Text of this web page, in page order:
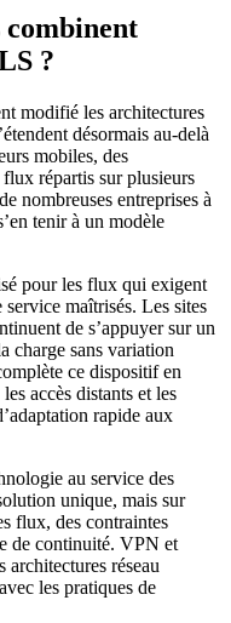
combinent
?
modifié les architectures
désormais au-delà
mobiles, des
flux répartis sur plusieurs
nombreuses entreprises à
tenir à un modèle
pour les flux qui exigent
maîtrisés. Les sites
de s’appuyer sur un
charge sans variation
ce dispositif en
accès distants et les
rapide aux
au service des
unique, mais sur
flux, des contraintes
de continuité. VPN et
réseau
les pratiques de